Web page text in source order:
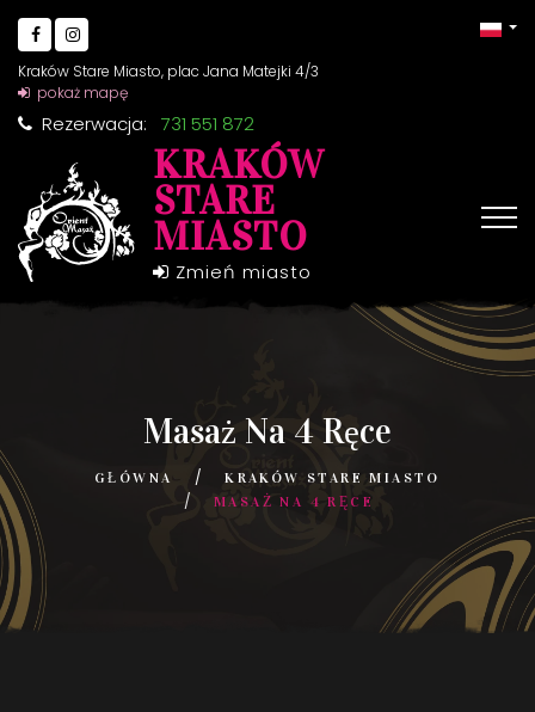
Kraków Stare Miasto, plac Jana Matejki 4/3
pokaż mapę
Rezerwacja: 731 551 872
KRAKÓW
STARE
MIASTO
Zmień miasto
Masaż Na 4 Ręce
GŁÓWNA
KRAKÓW STARE MIASTO
MASAŻ NA 4 RĘCE